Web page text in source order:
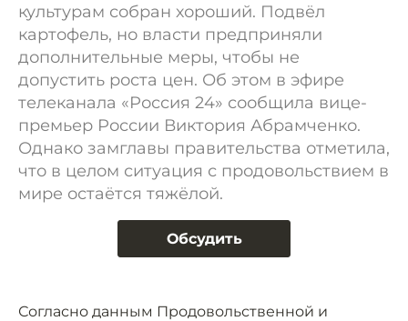
культурам собран хороший. Подвёл
картофель, но власти предприняли
дополнительные меры, чтобы не
допустить роста цен. Об этом в эфире
телеканала «Россия 24» сообщила вице-
премьер России Виктория Абрамченко.
Однако замглавы правительства отметила,
что в целом ситуация с продовольствием в
мире остаётся тяжёлой.
Обсудить
Согласно данным Продовольственной и